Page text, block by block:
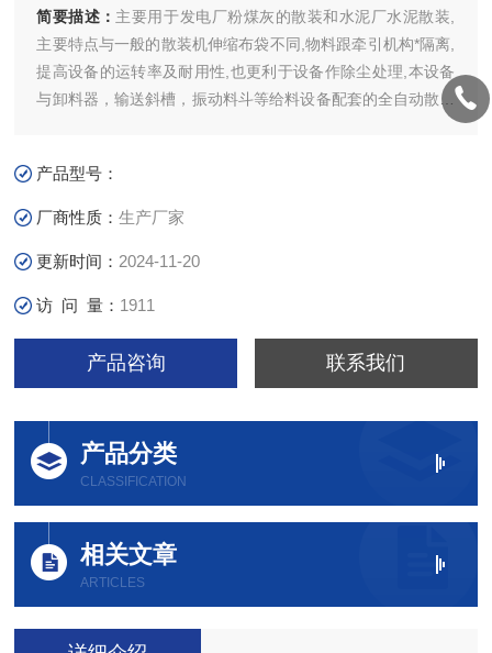
简要描述： 主要用于发电厂粉煤灰的散装和水泥厂水泥散装,
主要特点与一般的散装机伸缩布袋不同,物料跟牵引机构*隔离,
提高设备的运转率及耐用性,也更利于设备作除尘处理,本设备
与卸料器，输送斜槽，振动料斗等给料设备配套的全自动散料
装车，装船设备，配有全自动控制系统，工作全过程处于封闭
厂家报价
产品型号：
厂商性质：生产厂家
更新时间： 2024-11-20
访 问 量： 1911
产品咨询 联系我们
产品分类
CLASSIFICATION
相关文章
ARTICLES